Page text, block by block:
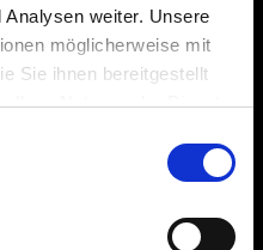
weiter. Unsere
möglicherweise mit
Sie ihnen bereitgestellt
Ihrer Nutzung der Dienste